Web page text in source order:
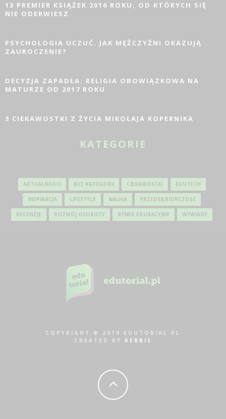
13 PREMIER KSIĄŻEK 2016 ROKU, OD KTÓRYCH SIĘ
NIE ODERWIESZ
PSYCHOLOGIA UCZUĆ. JAK MĘŻCZYŹNI OKAZUJĄ
ZAUROCZENIE?
DECYZJA ZAPADŁA: RELIGIA OBOWIĄZKOWA NA
MATURZE OD 2017 ROKU
3 CIEKAWOSTKI Z ŻYCIA MIKOŁAJA KOPERNIKA
KATEGORIE
AKTUALNOŚCI BEZ KATEGORII CIEKAWOSTKI EDUTECH
INSPIRACJA LIFESTYLE NAUKA PRZEDSIĘBIORCZOŚĆ
RECENZJE ROZWÓJ OSOBISTY RYNEK EDUKACYJNY WYWIADY
COPYRIGHT © 2019 EDUTORIAL.PL
CREATED BY KERRIS